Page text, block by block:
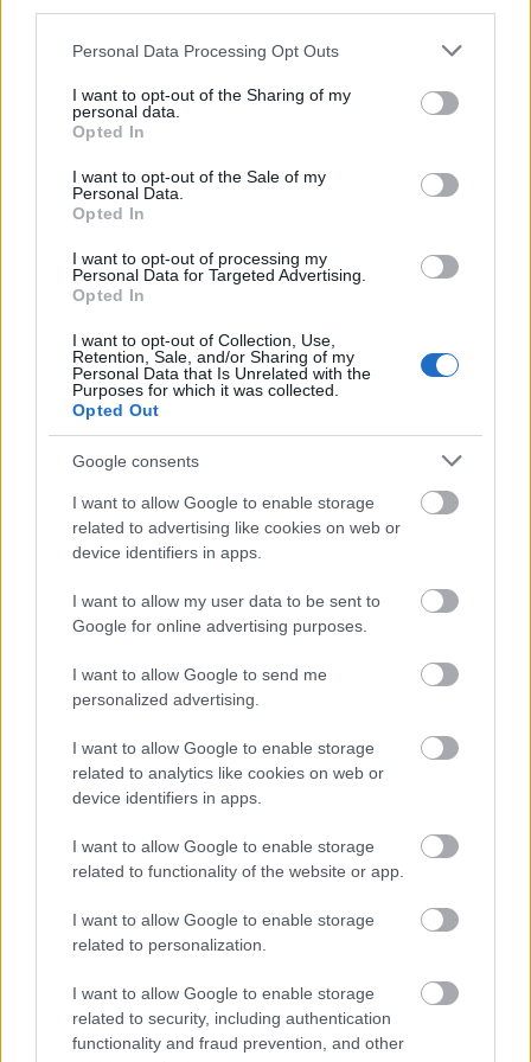
Please note that this website/app uses one or more Google
not limited to your visit or usage behaviour. You may click to
grant or deny consent to Google and its third-party tags to
use your data for below specified purposes in below Google
consent section.
Personal Data Processing Opt Outs
I want to opt-out of the Sharing of my
personal data.
Opted In
I want to opt-out of the Sale of my
Personal Data.
Opted In
I want to opt-out of processing my
Personal Data for Targeted Advertising.
Opted In
I want to opt-out of Collection, Use,
Retention, Sale, and/or Sharing of my
Personal Data that Is Unrelated with the
Purposes for which it was collected.
Opted Out
Google consents
I want to allow Google to enable storage
related to advertising like cookies on web or
device identifiers in apps.
I want to allow my user data to be sent to
Google for online advertising purposes.
I want to allow Google to send me
personalized advertising.
I want to allow Google to enable storage
related to analytics like cookies on web or
device identifiers in apps.
I want to allow Google to enable storage
related to functionality of the website or app.
I want to allow Google to enable storage
related to personalization.
I want to allow Google to enable storage
related to security, including authentication
functionality and fraud prevention, and other
Új utakon folytatja a mius
premier!
Lángoló Gitárok •2014. január 14.
A mius zenekar, vagyis Horányi Júlia énekesnő és
Álmos Gergely zeneszerző elkészítette második
nagylemezét, ami január 27-én jelenik meg. A tagok